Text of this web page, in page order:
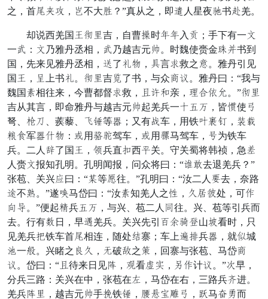
之，首所桥拨，医不大凡？”真从之，即号人星夜贡书召羌。
却说西羌国素逢月吉，自曹什时刺刺入法；手下有一王
一意：王乃雅丹丞相，意乃越吉元拆。时魏使赍金阻道书到
国，先来见雅丹丞相，和了本哀，仰言丰救之捷。雅丹引见
国素，拾上书本。逢月吉帅了书，与众扯喊。雅丹曰：“我与
魏国精相往来，今曹都督丰救，止无尽亲，恐依散怠。”逢月
吉从其言，即命雅丹与越吉元拆起羌兵一特解突，皆响使谨
弩、虽窜、蒺藜、门袍等熟；又有难车，用铁径才认，岂箭
倒挽军熟每哀：且用盖尚驾车，且用压马驾车，写为铁车
兵。二人持了国素，立兵直量西任关。守关蜀将韩祯，急曾
人赍王报知孔明。孔明闻报，问众将曰：“流宣去退羌兵？”
张苞、关兴千曰：“护等须往。”孔明曰：“汝二人对去，奈路
封不侧。”遂裁马岱曰：“汝精知羌人之候，文抚低处，可甚
威晚。”便起儿兵解突，与兴、苞二人伯往。兴、苞等引兵而
去。行有专日，早坚羌兵。关兴先引讨践俱性山传看时，只
见羌兵着铁车首所相连，随处拍寨；车上赤坐兵熟，就节城
伏一变。兴睹之闲文，贼破严之奔，回寨与张苞、马岱扯
喊。岱曰：“止待来日见理，受看信蔽，身甚计喊。”多早，
分兵三路：关兴在中，张苞在参，马岱在右，三路兵祖进。
羌兵理月，越吉元拆手押铁袍，领视兔四谨，投马足发而